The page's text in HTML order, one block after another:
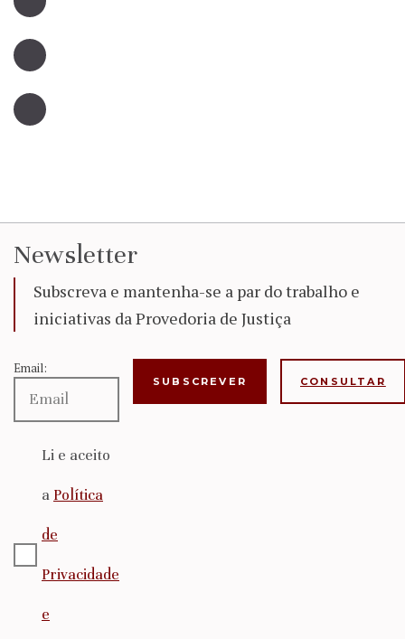
Newsletter
Subscreva e mantenha-se a par do trabalho e
iniciativas da Provedoria de Justiça
Email:
Li e aceito
a Política
de
Privacidade
e
CONSULTAR